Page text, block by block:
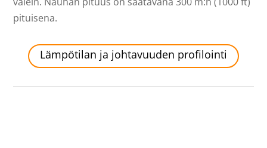
pituisena.
Lämpötilan ja johtavuuden profilointi